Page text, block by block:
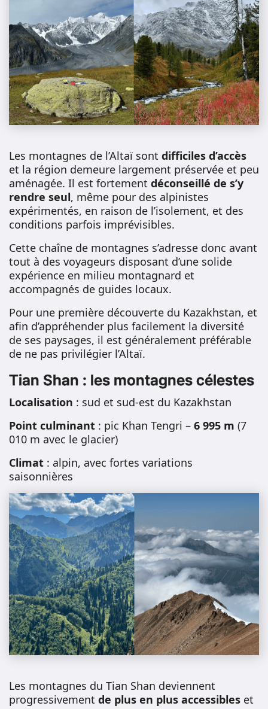
Les montagnes de l’Altaï sont difficiles d’accès
et la région demeure largement préservée et peu
aménagée. Il est fortement déconseillé de s’y
rendre seul, même pour des alpinistes
expérimentés, en raison de l’isolement, et des
conditions parfois imprévisibles.
Cette chaîne de montagnes s’adresse donc avant
tout à des voyageurs disposant d’une solide
expérience en milieu montagnard et
accompagnés de guides locaux.
Pour une première découverte du Kazakhstan, et
afin d’appréhender plus facilement la diversité
de ses paysages, il est généralement préférable
de ne pas privilégier l’Altaï.
Tian Shan : les montagnes célestes
Localisation : sud et sud-est du Kazakhstan
Point culminant : pic Khan Tengri – 6 995 m (7
010 m avec le glacier)
Climat : alpin, avec fortes variations
saisonnières
Les montagnes du Tian Shan deviennent
progressivement de plus en plus accessibles et